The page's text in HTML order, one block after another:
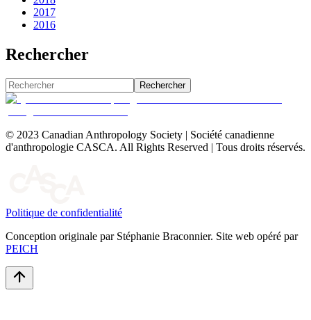
2017
2016
Rechercher
Rechercher
© 2023 Canadian Anthropology Society | Société canadienne
d'anthropologie CASCA. All Rights Reserved | Tous droits réservés.
Politique de confidentialité
Conception originale par Stéphanie Braconnier. Site web opéré par
PEICH